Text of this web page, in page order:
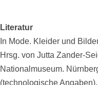
Literatur
In Mode. Kleider und
Hrsg. von Jutta Zander-
Nationalmuseum.
(technologische